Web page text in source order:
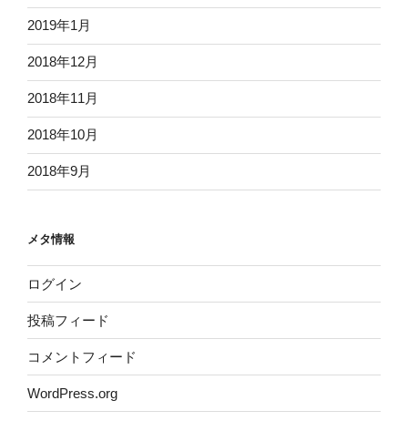
2019年1月
2018年12月
2018年11月
2018年10月
2018年9月
メタ情報
ログイン
投稿フィード
コメントフィード
WordPress.org